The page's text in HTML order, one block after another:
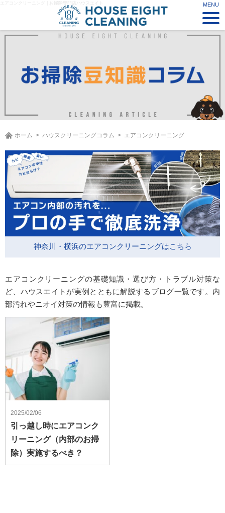
エアコンクリーニング | お掃除専門店ハウスエイト
ホーム ハウスクリーニングコラム エアコンクリーニング
神奈川・横浜のエアコンクリーニングはこちら
エアコンクリーニングの基礎知識・選び方・トラブル対策な
ど、ハウスエイトが実例とともに解説するブログ一覧です。内
部汚れやニオイ対策の情報も豊富に掲載。
2025/02/06
引っ越し時にエアコンク
リーニング（内部のお掃
除）実施するべき？